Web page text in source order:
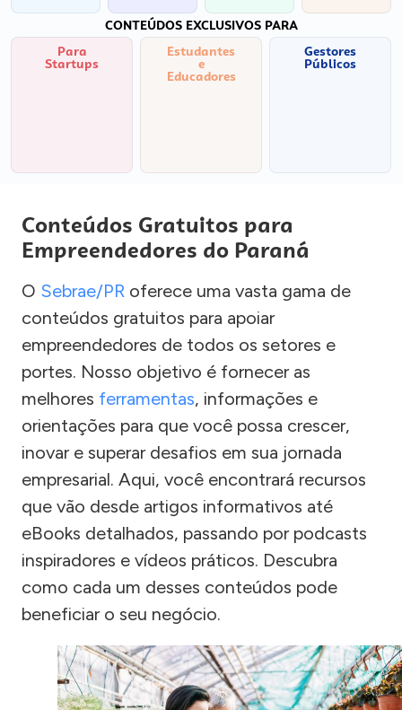
CONTEÚDOS EXCLUSIVOS PARA
Para
Startups
Estudantes
e
Educadores
Gestores
Públicos
Conteúdos Gratuitos para
Empreendedores do Paraná
O Sebrae/PR oferece uma vasta gama de
conteúdos gratuitos para apoiar
empreendedores de todos os setores e
portes. Nosso objetivo é fornecer as
melhores ferramentas, informações e
orientações para que você possa crescer,
inovar e superar desafios em sua jornada
empresarial. Aqui, você encontrará recursos
que vão desde artigos informativos até
eBooks detalhados, passando por podcasts
inspiradores e vídeos práticos. Descubra
como cada um desses conteúdos pode
beneficiar o seu negócio.